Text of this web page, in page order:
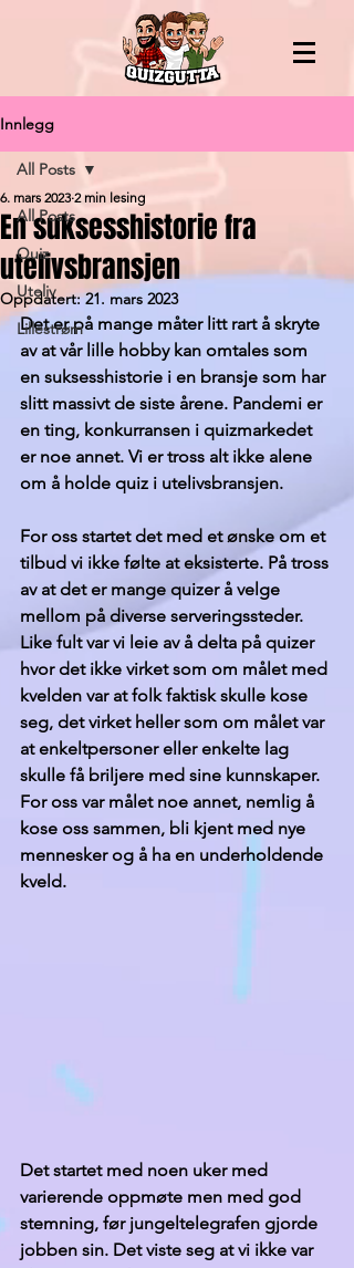
Innlegg
All Posts
Quiz
Uteliv
Lillestrøm
All Posts
En suksesshistorie fra
utelivsbransjen
6. mars 2023 2 min lesing
Oppdatert:21. mars 2023
Det er på mange måter litt rart å skryte
av at vår lille hobby kan omtales som
en suksesshistorie i en bransje som har
slitt massivt de siste årene. Pandemi er
en ting, konkurransen i quizmarkedet
er noe annet. Vi er tross alt ikke alene
om å holde quiz i utelivsbransjen.
For oss startet det med et ønske om et
tilbud vi ikke følte at eksisterte. På tross
av at det er mange quizer å velge
mellom på diverse serveringssteder.
Like fult var vi leie av å delta på quizer
hvor det ikke virket som om målet med
kvelden var at folk faktisk skulle kose
seg, det virket heller som om målet var
at enkeltpersoner eller enkelte lag
skulle få briljere med sine kunnskaper.
For oss var målet noe annet, nemlig å
kose oss sammen, bli kjent med nye
mennesker og å ha en underholdende
kveld.
Det startet med noen uker med
varierende oppmøte men med god
stemning, før jungeltelegrafen gjorde
jobben sin. Det viste seg at vi ikke var